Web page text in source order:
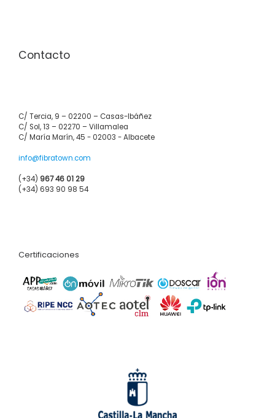
Contacto
C/ Tercia, 9 – 02200 – Casas-Ibáñez
C/ Sol, 13 – 02270 – Villamalea
C/ María Marín, 45 - 02003 - Albacete
info@fibratown.com
(+34) 967 46 01 29
(+34) 693 90 98 54
Certificaciones